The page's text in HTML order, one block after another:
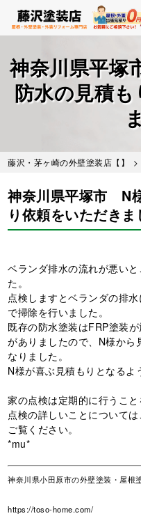
main
content
神奈川県平
防水の見積
藤沢・茅ヶ崎の外壁塗装店【】 >
神奈川県平塚市 N
り依頼をいただきま
ベランダ排水の流れが悪い
た。
点検しますとベランダの排
で掃除を行いました。
既存の防水塗装はFRP塗装
がありましたので、N様から
なりました。
N様が喜ぶ見積もりとなるよ
家の点検は定期的に行うこと
点検の詳しいことについて
ご覧ください。
*mu*
神奈川県小田原市の外壁塗装・屋根
https://toso-home.com/